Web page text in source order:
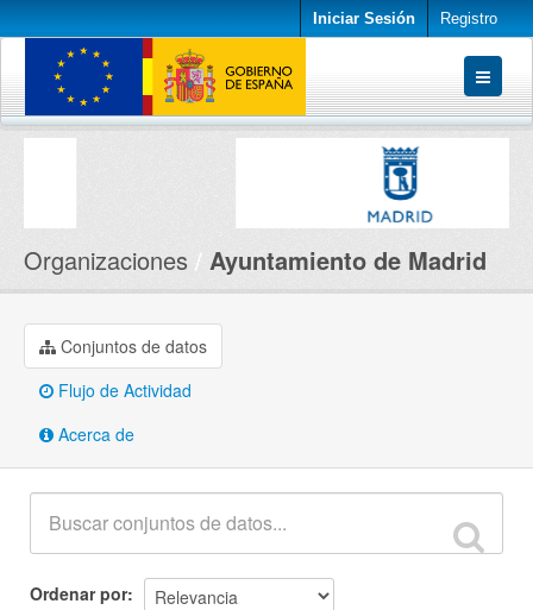
Iniciar Sesión Registro
Conjuntos de datos
Organizaciones Ayuntamiento de Madrid
Conjuntos de datos
Flujo de Actividad
Acerca de
Ordenar por